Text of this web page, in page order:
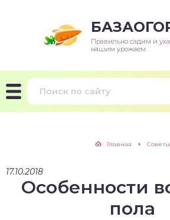
Правильно садим и
нашим урожаем.
Главная Советы
17.10.2018
Особенности
пола